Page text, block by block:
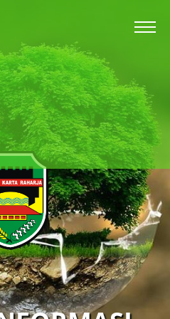
BERANDA
BERITA
INFORMASI
REKOMENDASI
LAYANAN
REGULASI
PENGADUAN